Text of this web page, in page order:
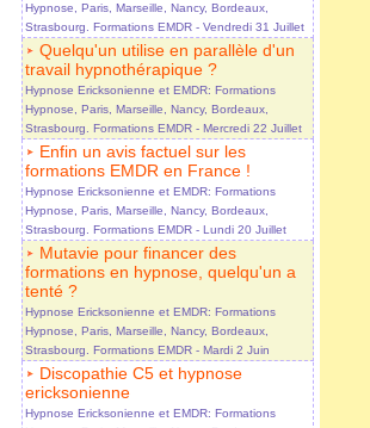
Hypnose, Paris, Marseille, Nancy, Bordeaux,
Strasbourg. Formations EMDR - Vendredi 31 Juillet
Quelqu'un utilise en parallèle d'un
travail hypnothérapique ?
Hypnose Ericksonienne et EMDR: Formations
Hypnose, Paris, Marseille, Nancy, Bordeaux,
Strasbourg. Formations EMDR - Mercredi 22 Juillet
Enfin un avis factuel sur les
formations EMDR en France !
Hypnose Ericksonienne et EMDR: Formations
Hypnose, Paris, Marseille, Nancy, Bordeaux,
Strasbourg. Formations EMDR - Lundi 20 Juillet
Mutavie pour financer des
formations en hypnose, quelqu'un a
tenté ?
Hypnose Ericksonienne et EMDR: Formations
Hypnose, Paris, Marseille, Nancy, Bordeaux,
Strasbourg. Formations EMDR - Mardi 2 Juin
Discopathie C5 et hypnose
ericksonienne
Hypnose Ericksonienne et EMDR: Formations